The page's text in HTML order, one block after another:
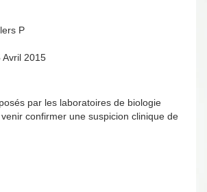
P
Avril 2015
par les laboratoires de biologie
confirmer une suspicion clinique de